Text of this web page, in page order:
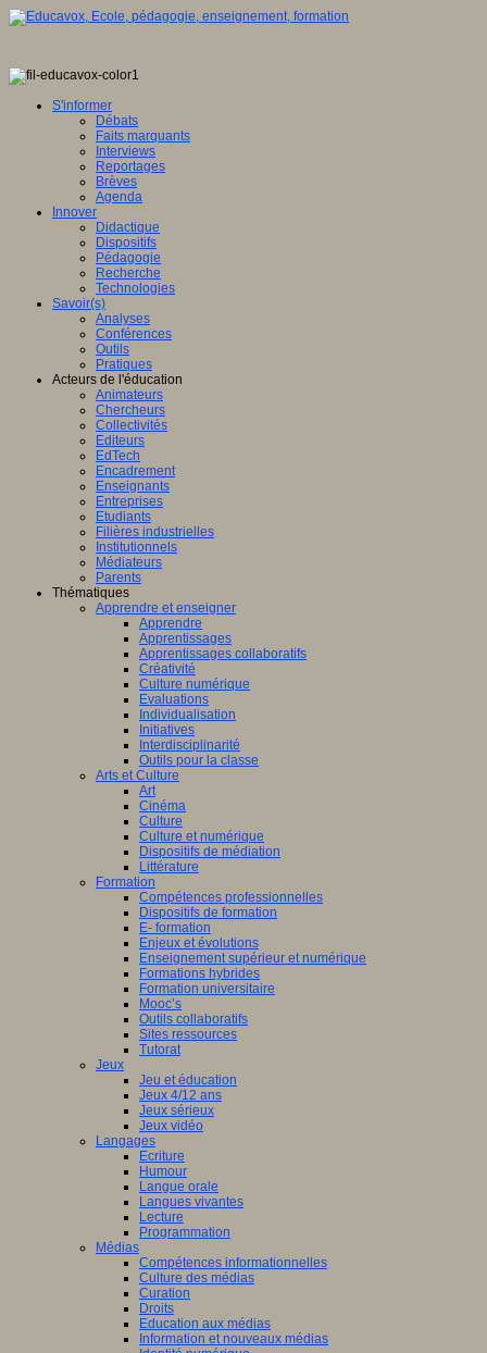
S'informer
Débats
Faits marquants
Interviews
Reportages
Brèves
Agenda
Innover
Didactique
Dispositifs
Pédagogie
Recherche
Technologies
Savoir(s)
Analyses
Conférences
Outils
Pratiques
Acteurs de l'éducation
Animateurs
Chercheurs
Collectivités
Editeurs
EdTech
Encadrement
Enseignants
Entreprises
Etudiants
Filières industrielles
Institutionnels
Médiateurs
Parents
Thématiques
Apprendre et enseigner
Apprendre
Apprentissages
Apprentissages collaboratifs
Créativité
Culture numérique
Evaluations
Individualisation
Initiatives
Interdisciplinarité
Outils pour la classe
Arts et Culture
Art
Cinéma
Culture
Culture et numérique
Dispositifs de médiation
Littérature
Formation
Compétences professionnelles
Dispositifs de formation
E- formation
Enjeux et évolutions
Enseignement supérieur et numérique
Formations hybrides
Formation universitaire
Mooc’s
Outils collaboratifs
Sites ressources
Tutorat
Jeux
Jeu et éducation
Jeux 4/12 ans
Jeux sérieux
Jeux vidéo
Langages
Ecriture
Humour
Langue orale
Langues vivantes
Lecture
Programmation
Médias
Compétences informationnelles
Culture des médias
Curation
Droits
Education aux médias
Information et nouveaux médias